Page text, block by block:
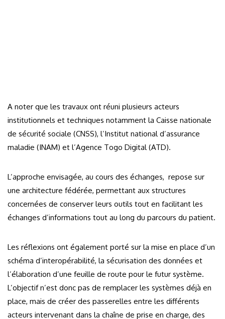
A noter que les travaux ont réuni plusieurs acteurs
institutionnels et techniques notamment la Caisse nationale
de sécurité sociale (CNSS), l’Institut national d’assurance
maladie (INAM) et l’Agence Togo Digital (ATD).
L’approche envisagée, au cours des échanges, repose sur
une architecture fédérée, permettant aux structures
concernées de conserver leurs outils tout en facilitant les
échanges d’informations tout au long du parcours du patient.
Les réflexions ont également porté sur la mise en place d’un
schéma d’interopérabilité, la sécurisation des données et
l’élaboration d’une feuille de route pour le futur système.
L’objectif n’est donc pas de remplacer les systèmes déjà en
place, mais de créer des passerelles entre les différents
acteurs intervenant dans la chaîne de prise en charge, des